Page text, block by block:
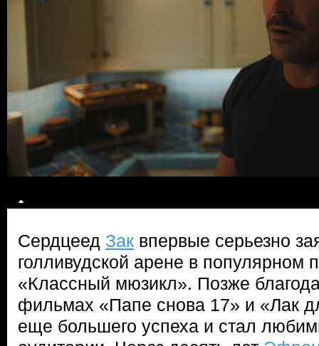
Сердцеед Зак впервые серьезно
голливудской арене в популярном
«Классный мюзикл». Позже
фильмах «Папе снова 17» и «Лак
еще большего успеха и стал